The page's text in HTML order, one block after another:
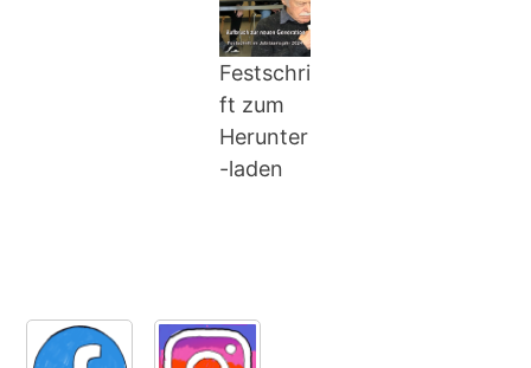
Festschri
ft zum
Herunter
-laden